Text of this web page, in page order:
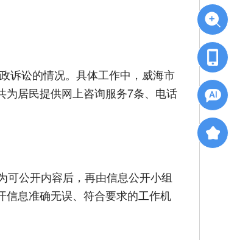
诉讼的情况。具体工作中，威海市
为居民提供网上咨询服务7条、电话
公开内容后，再由信息公开小组
信息准确无误、符合要求的工作机